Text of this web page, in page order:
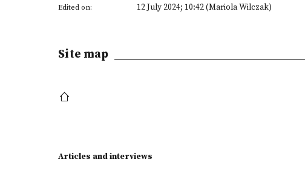
Edited on: 12 July 2024; 10:42 (Mariola Wilczak)
Site map
Articles and interviews